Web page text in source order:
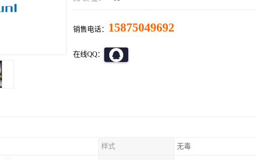
销售电话： 15875049692
在线QQ：
样式 无毒